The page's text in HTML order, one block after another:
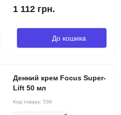
1 112 грн.
До кошика
Денний крем Focus Super-
Lift 50 мл
Код товару: 536